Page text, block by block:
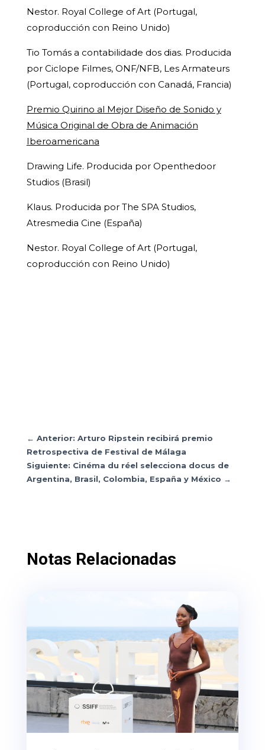
Nestor. Royal College of Art (Portugal,
coproducción con Reino Unido)
Tio Tomás a contabilidade dos dias. Producida
por Ciclope Filmes, ONF/NFB, Les Armateurs
(Portugal, coproducción con Canadá, Francia)
Premio Quirino al Mejor Diseño de Sonido y
Música Original de Obra de Animación
Iberoamericana
Drawing Life. Producida por Openthedoor
Studios (Brasil)
Klaus. Producida por The SPA Studios,
Atresmedia Cine (España)
Nestor. Royal College of Art (Portugal,
coproducción con Reino Unido)
← Anterior: Arturo Ripstein recibirá premio
Retrospectiva de Festival de Málaga
Siguiente: Cinéma du réel selecciona docus de
Argentina, Brasil, Colombia, España y México →
Notas Relacionadas